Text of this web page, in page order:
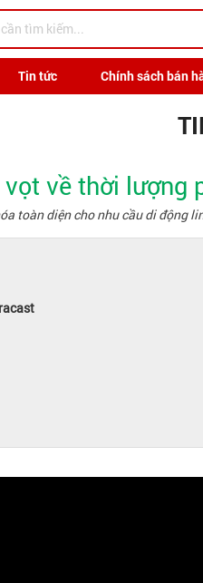
Tin tức Chính sách bán
về thời lượng
toàn diện cho nhu cầu di động